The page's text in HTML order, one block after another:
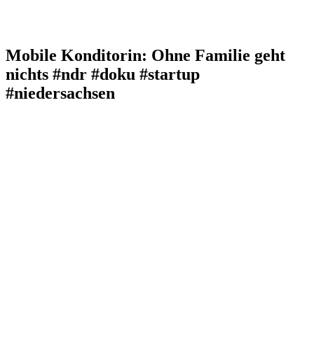
Mobile Konditorin: Ohne Familie geht
nichts #ndr #doku #startup
#niedersachsen